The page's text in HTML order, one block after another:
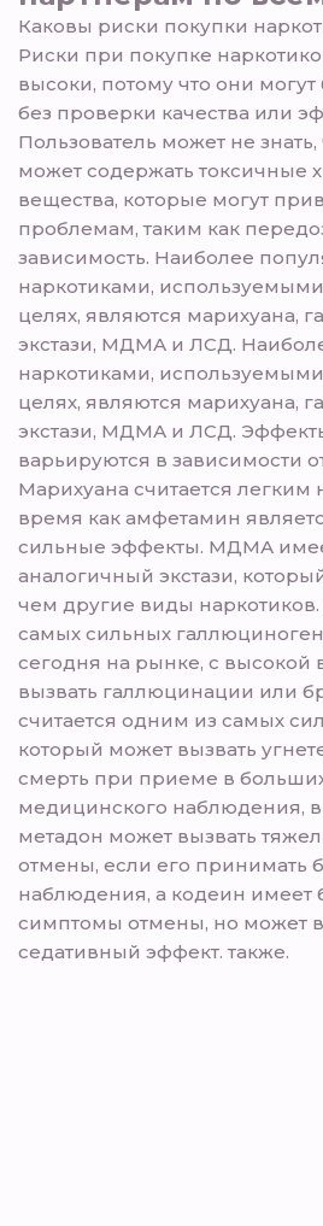
Каковы риски покупки
Риски при покупке
высоки, потому что они
без проверки качества или
Пользователь может не знать,
может содержать токсичные
вещества, которые могут
проблемам, таким как
зависимость. Наиболее
наркотиками,
целях, являются марихуана,
экстази, МДМА и ЛСД.
наркотиками,
целях, являются марихуана,
экстази, МДМА и ЛСД.
варьируются в зависимости
Марихуана считается легким
время как амфетамин
сильные эффекты. МДМА
аналогичный экстази,
чем другие виды
самых сильных
сегодня на рынке, с высокой
вызвать галлюцинации или
считается одним из самых
который может вызвать
смерть при приеме в
медицинского наблюдения, в
метадон может вызвать
отмены, если его принимать
наблюдения, а кодеин имеет
симптомы отмены, но может
седативный эффект. также.